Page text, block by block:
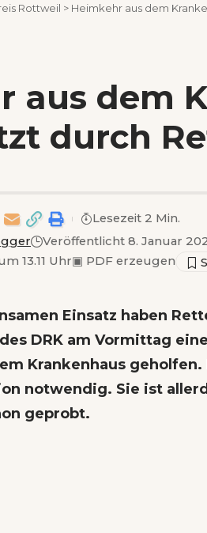
Rottweil > Heimkehr aus dem
aus dem
durch
Veröffentlicht 8. Januar
13.11 Uhr▣ PDF erzeugen
Lesezeit 2 Min.
Einsatz haben
DRK am Vormittag
Krankenhaus
notwendig. Sie ist
geprobt.